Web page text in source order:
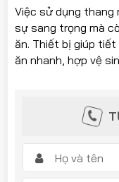
Việc sử dụng
sự sang trọng mà
ăn. Thiết bị giúp
ăn nhanh, hợp vệ